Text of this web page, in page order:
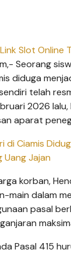
Link Slot Online
Seorang
diduga
telah
2026
aparat
di Ciamis
Uang Jajan
korban,
main dalam
pasal
Pasal 415